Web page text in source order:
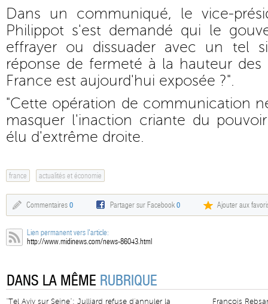
Dans un communiqué, le vice-
Philippot s'est demandé qui le
effrayer ou dissuader avec un tel
réponse de fermeté à la hauteur des
France est aujourd'hui exposée ?".
"Cette opération de communication
masquer l'inaction criante du
élu d'extrême droite.
france actualités et économie
Commentaires 0 Partager sur Facebook0 Ajouter aux
Lien permanent vers l'article:
http://www.midinews.com/news-86043.html
DANS LA MÊME RUBRIQUE
"Tel Aviv sur Seine": Julliard refuse d'annuler la
François